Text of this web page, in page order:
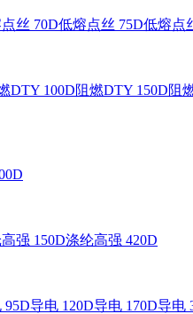
丝 70D低熔点丝 75D低熔点
DTY 100D阻燃DTY 150D阻
强 150D涤纶高强 420D
95D导电 120D导电 170D导电